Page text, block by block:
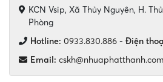
KCN Vsip, Xã Thủy Nguyên, H.
Phòng
Hotline: 0933.830.886 - Điện
Email: cskh@nhuaphatthanh.com